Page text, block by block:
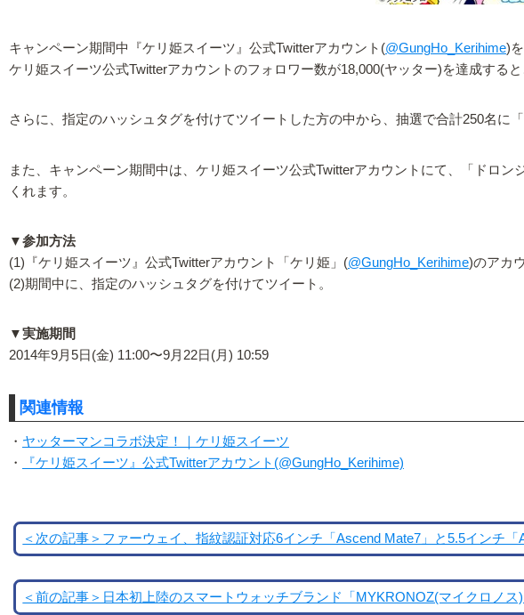
キャンペーン期間中『ケリ姫スイーツ』公式Twitterアカウント(@GungHo_Kerihime)
ケリ姫スイーツ公式Twitterアカウントのフォロワー数が18,000(ヤッター)を達成する
さらに、指定のハッシュタグを付けてツイートした方の中から、抽選で合計250名に
また、キャンペーン期間中は、ケリ姫スイーツ公式Twitterアカウントにて、「ドロ
くれます。
▼参加方法
(1)『ケリ姫スイーツ』公式Twitterアカウント「ケリ姫」(@GungHo_Kerihime)のアカ
(2)期間中に、指定のハッシュタグを付けてツイート。
▼実施期間
2014年9月5日(金) 11:00〜9月22日(月) 10:59
関連情報
・ ヤッターマンコラボ決定！｜ケリ姫スイーツ
・
『ケリ姫スイーツ』公式Twitterアカウント(@GungHo_Kerihime)
＜次の記事＞ファーウェイ、指紋認証対応6インチ「Ascend Mate7」と5.5インチ
＜前の記事＞日本初上陸のスマートウォッチブランド「MYKRONOZ(マイクロノス